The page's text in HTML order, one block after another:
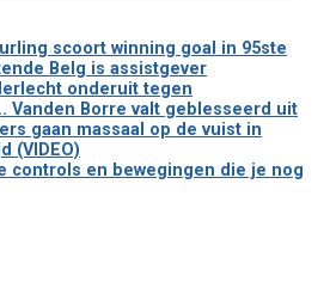
scoort winning goal in 95ste
Belg is assistgever
onderuit tegen
Vanden Borre valt geblesseerd uit
gaan massaal op de vuist in
(VIDEO)
controls en bewegingen die je nog